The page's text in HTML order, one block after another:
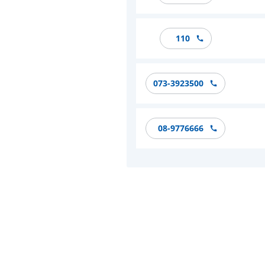
110
073-3923500
08-9776666